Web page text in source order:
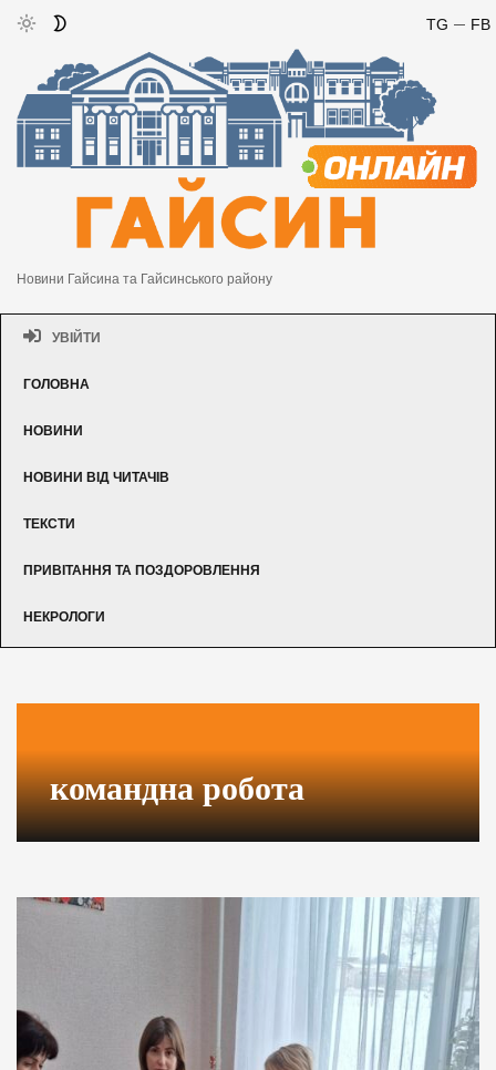
FB
TG
Новини Гайсина та Гайсинського району
УВІЙТИ
ГОЛОВНА
НОВИНИ
НОВИНИ ВІД ЧИТАЧІВ
ТЕКСТИ
ПРИВІТАННЯ ТА ПОЗДОРОВЛЕННЯ
НЕКРОЛОГИ
командна робота